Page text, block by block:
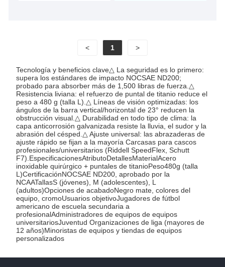
< 1 >
Tecnología y beneficios clave△ La seguridad es lo primero:
supera los estándares de impacto NOCSAE ND200;
probado para absorber más de 1,500 libras de fuerza.△
Resistencia liviana: el refuerzo de puntal de titanio reduce el
peso a 480 g (talla L).△ Líneas de visión optimizadas: los
ángulos de la barra vertical/horizontal de 23° reducen la
obstrucción visual.△ Durabilidad en todo tipo de clima: la
capa anticorrosión galvanizada resiste la lluvia, el sudor y la
abrasión del césped.△ Ajuste universal: las abrazaderas de
ajuste rápido se fijan a la mayoría Carcasas para cascos
profesionales/universitarios (Riddell SpeedFlex, Schutt
F7).EspecificacionesAtributoDetallesMaterialAcero
inoxidable quirúrgico + puntales de titanioPeso480g (talla
L)CertificaciónNOCSAE ND200, aprobado por la
NCAATallasS (jóvenes), M (adolescentes), L
(adultos)Opciones de acabadoNegro mate, colores del
equipo, cromoUsuarios objetivoJugadores de fútbol
americano de escuela secundaria a
profesionalAdministradores de equipos de equipos
universitariosJuventud Organizaciones de liga (mayores de
12 años)Minoristas de equipos y tiendas de equipos
personalizados